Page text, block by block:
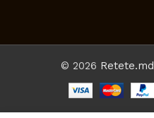
© 2026 Retete.md